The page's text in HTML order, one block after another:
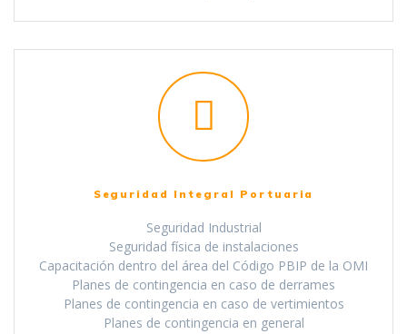
Seguridad Integral Portuaria
Seguridad Industrial
Seguridad física de instalaciones
Capacitación dentro del área del Código PBIP de la OMI
Planes de contingencia en caso de derrames
Planes de contingencia en caso de vertimientos
Planes de contingencia en general